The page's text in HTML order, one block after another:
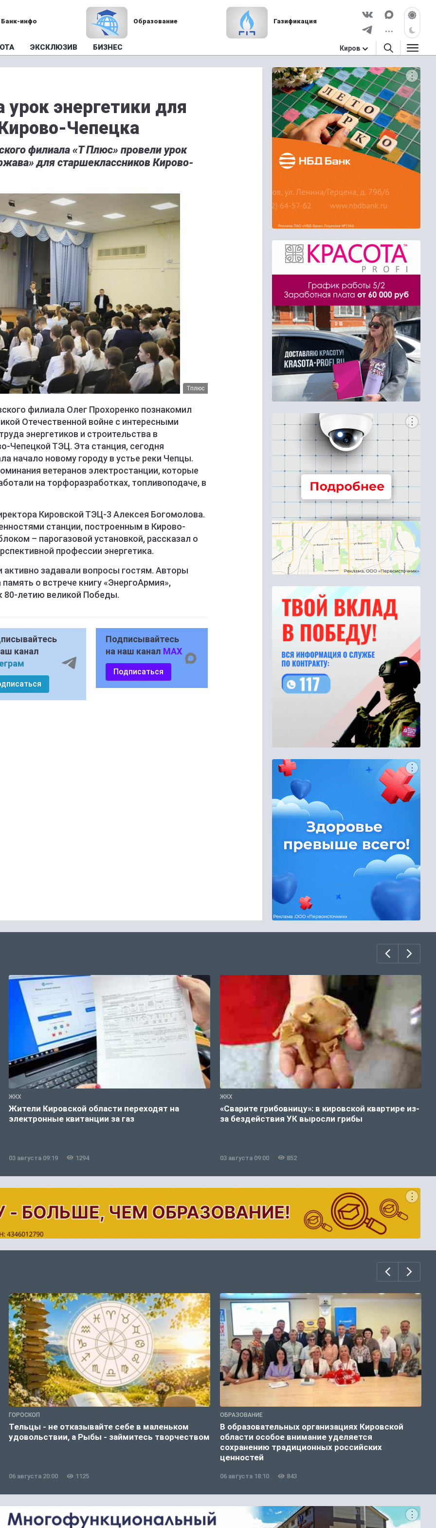
Банк-инфо Образование Газификация
ЭКСКЛЮЗИВ БИЗНЕС Киров
энергетики для
Чепецка
филиала «Т Плюс» провели урок
для старшеклассников Кирово-
Тплюс
филиала Олег Прохоренко познакомил
Отечественной войне с интересными
энергетиков и строительства в
Чепецкой ТЭЦ. Эта станция, сегодня
начало новому городу в устье реки Чепцы.
ветеранов электростанции, которые
на торфоразработках, топливоподаче, в
Кировской ТЭЦ-3 Алексея Богомолова.
станции, построенным в Кирово-
– парогазовой установкой, рассказал о
профессии энергетика.
задавали вопросы гостям. Авторы
о встрече книгу «ЭнергоАрмия»,
80-летию великой Победы.
канал
Подписывайтесь
на наш канал MAX
Подписаться
ЖКХ
Жители Кировской области переходят на
электронные квитанции за газ
03 августа 09:19 1294
ЖКХ
«Сварите грибовницу»: в кировской квартире из-
за бездействия УК выросли грибы
03 августа 09:00 852
ГОРОСКОП
Тельцы - не отказывайте себе в маленьком
удовольствии, а Рыбы - займитесь творчеством
06 августа 20:00 1125
ОБРАЗОВАНИЕ
В образовательных организациях Кировской
области особое внимание уделяется
сохранению традиционных российских
ценностей
06 августа 18:10 843